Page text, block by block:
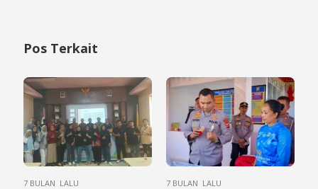
Pos Terkait
7 BULAN LALU 7 BULAN LALU